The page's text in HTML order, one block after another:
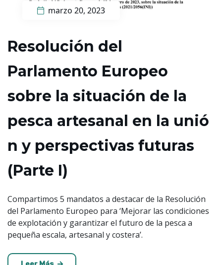
marzo 20, 2023
Resolució​n del
Parlamento Europeo
sobre la situación de la
pesca artesanal en la unió​
n y perspectivas futuras
(Parte I)
Compartimos 5 mandatos a destacar de la Resolución
del Parlamento Europeo para ‘Mejorar las condiciones
de explotación y garantizar el futuro de la pesca a
pequeña escala, artesanal y costera’.